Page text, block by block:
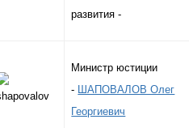
развития -
Министр юстиции
-
ШАПОВАЛОВ Олег
Георгиевич